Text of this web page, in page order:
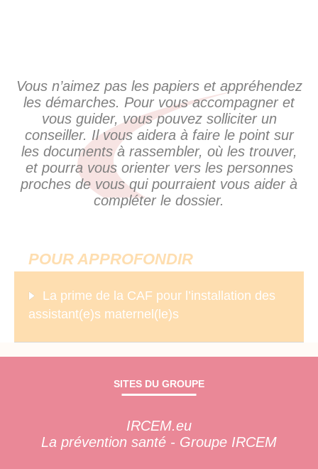
Vous n’aimez pas les papiers et appréhendez
les démarches. Pour vous accompagner et
vous guider, vous pouvez solliciter un
conseiller. Il vous aidera à faire le point sur
les documents à rassembler, où les trouver,
et pourra vous orienter vers les personnes
proches de vous qui pourraient vous aider à
compléter le dossier.
POUR APPROFONDIR
La prime de la CAF pour l’installation des
assistant(e)s maternel(le)s
SITES DU GROUPE
IRCEM.eu
La prévention santé - Groupe IRCEM